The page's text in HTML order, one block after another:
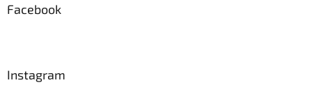
Facebook
Instagram